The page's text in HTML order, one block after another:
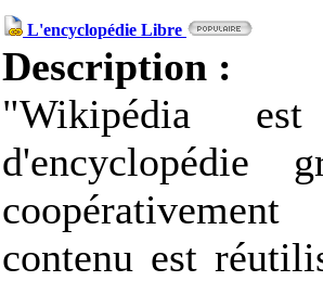
L'encyclopédie Libre
Description :
"Wikipédia
d'encyclopédie
contenu est